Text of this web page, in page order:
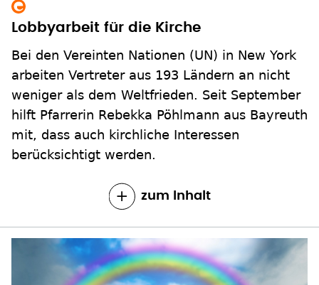
Lobbyarbeit für die Kirche
Bei den Vereinten Nationen (UN) in New York
arbeiten Vertreter aus 193 Ländern an nicht
weniger als dem Weltfrieden. Seit September
hilft Pfarrerin Rebekka Pöhlmann aus Bayreuth
mit, dass auch kirchliche Interessen
berücksichtigt werden.
zum Inhalt